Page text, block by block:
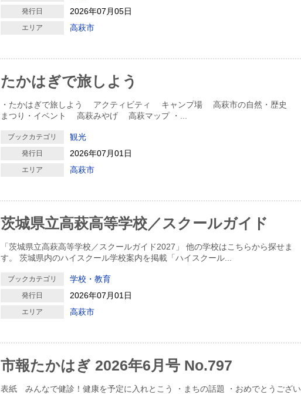
発行日 2026年07月05日
エリア 高萩市
たかはぎで旅しよう
・たかはぎで旅しよう アクティビティ キャンプ場 高萩市の自然・歴史
まつり・イベント 高萩みやげ 高萩マップ ・
ブックカテゴリ 観光
発行日 2026年07月01日
エリア 高萩市
茨城県立高萩高等学校／スクールガイド
「茨城県立高萩高等学校／スクールガイド2027」 他の学校はこちらから探せま
す。 茨城県内のハイスクール学校案内を掲載「ハイスクール...
ブックカテゴリ 学校・教育
発行日 2026年07月01日
エリア 高萩市
市報たかはぎ 2026年6月号 No.797
表紙 みんなで健診！健康を予定に入れとこう ・まちの話題 ・おめでとうござい